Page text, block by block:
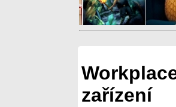
zařízení